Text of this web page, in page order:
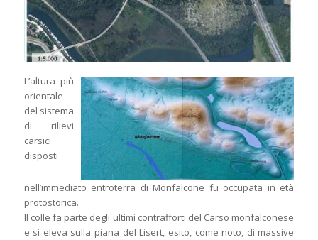
L’altura più
orientale
del sistema
di rilievi
carsici
disposti
nell’immediato entroterra di Monfalcone fu occupata in età
protostorica.
Il colle fa parte degli ultimi contrafforti del Carso monfalconese
e si eleva sulla piana del Lisert, esito, come noto, di massive